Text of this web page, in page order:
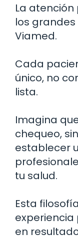
La
los
Viamed.
Cada
único, no
lista.
Imagina
chequeo,
establecer
tu salud.
Esta
experiencia
en